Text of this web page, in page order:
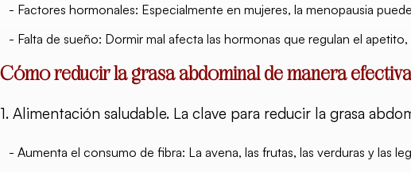
- Factores hormonales: Especialmente en mujeres, la menopausia
- Falta de sueño: Dormir mal afecta las hormonas que regulan el
Cómo reducir la grasa abdominal de manera efectiva
1. Alimentación saludable. La clave para reducir la grasa
- Aumenta el consumo de fibra: La avena, las frutas, las verduras y las